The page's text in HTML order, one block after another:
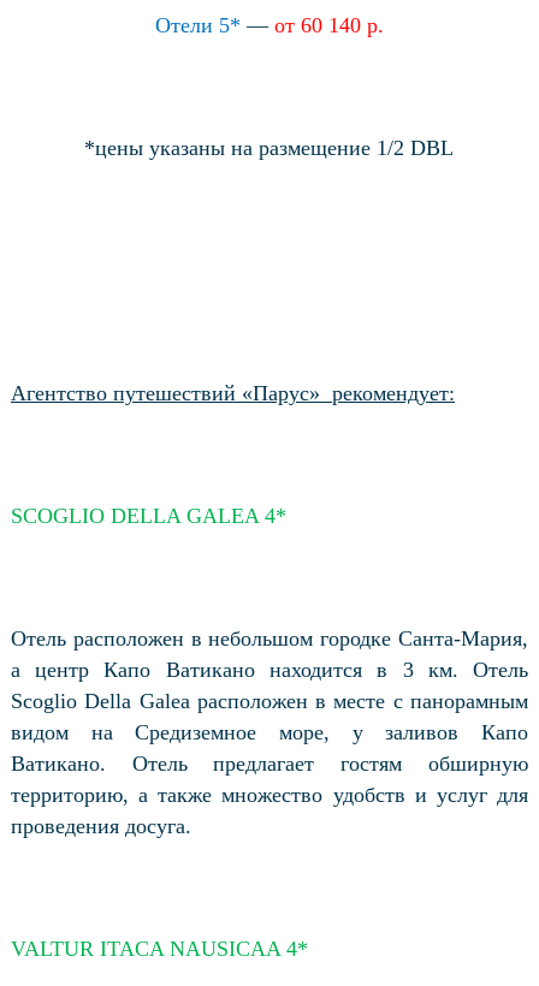
Отели 5* — от 60 140 р.
*цены указаны на размещение 1/2 DBL
Агентство путешествий «Парус» рекомендует:
SCOGLIO DELLA GALEA 4*
Отель расположен в небольшом городке Санта-Мария,
а центр Капо Ватикано находится в 3 км. Отель
Scoglio Della Galea расположен в месте с панорамным
видом на Средиземное море, у заливов Капо
Ватикано. Отель предлагает гостям обширную
территорию, а также множество удобств и услуг для
проведения досуга.
VALTUR ITACA NAUSICAA 4*